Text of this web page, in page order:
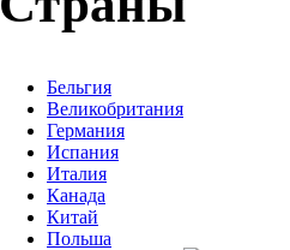
Бельгия
Великобритания
Германия
Испания
Италия
Канада
Китай
Польша